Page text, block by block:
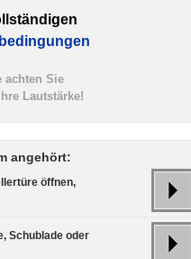
achten Sie
Lautstärke!
angehört:
öffnen,
Schublade oder